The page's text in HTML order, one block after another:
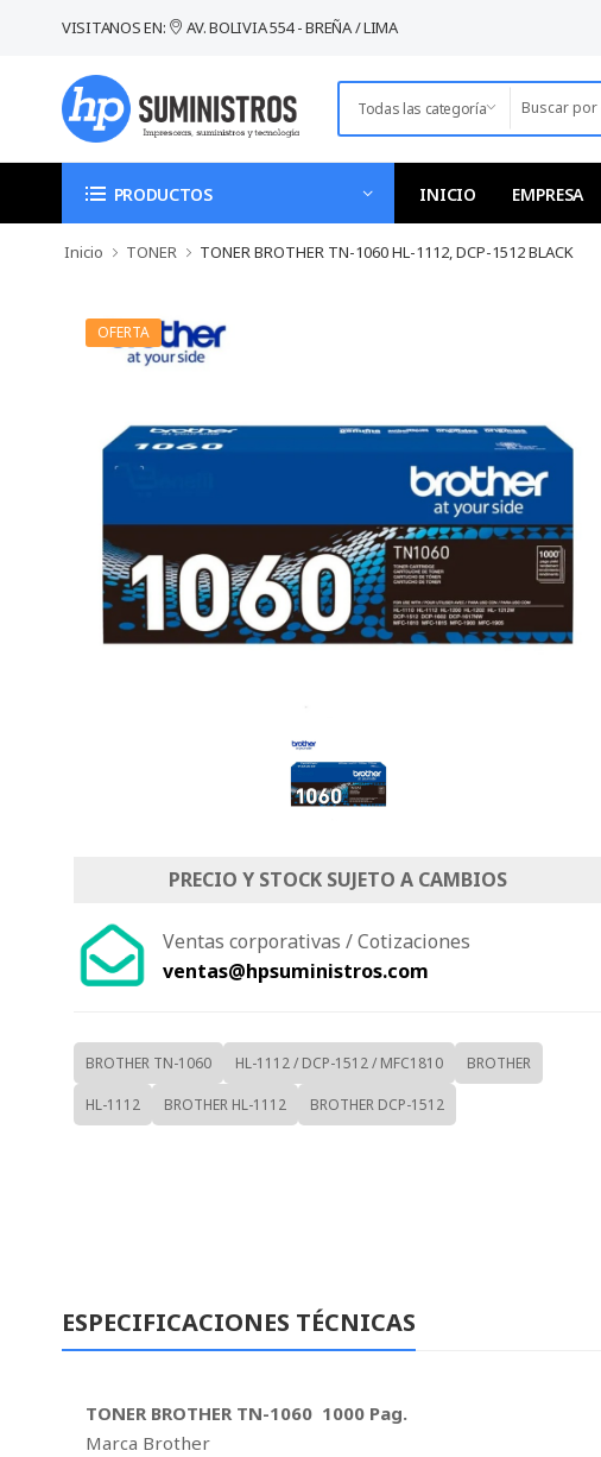
VISITANOS EN: AV. BOLIVIA 554 - BREÑA / LIMA
PRODUCTOS INICIO EMPRESA
Inicio TONER TONER BROTHER TN-1060 HL-1112, DCP-1512 BLACK
OFERTA
PRECIO Y STOCK SUJETO A CAMBIOS
Ventas corporativas / Cotizaciones
ventas@hpsuministros.com
BROTHER TN-1060 HL-1112 / DCP-1512 / MFC1810 BROTHER
HL-1112 BROTHER HL-1112 BROTHER DCP-1512
ESPECIFICACIONES TÉCNICAS
TONER BROTHER TN-1060 1000 Pag.
Marca Brother